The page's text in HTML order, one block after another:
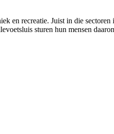
en recreatie. Juist in die
sturen hun mensen